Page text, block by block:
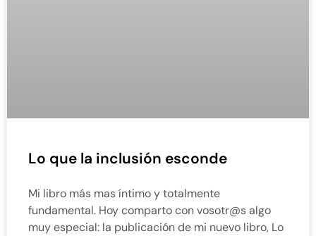
Lo que la inclusión esconde
Mi libro más mas íntimo y totalmente
fundamental. Hoy comparto con vosotr@s algo
muy especial: la publicación de mi nuevo libro, Lo